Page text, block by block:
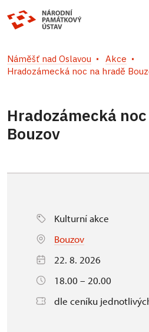
Náměšť nad Oslavou
Akce
Hradozámecká noc na hradě
Hradozámecká
Bouzov
Kulturní akce
Bouzov
22. 8. 2026
18.00 – 20.00
dle ceníku